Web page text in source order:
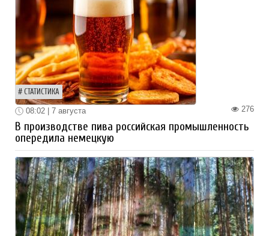
СТАТИСТИКА
276
08:02 | 7 августа
В производстве пива российская промышленность
опередила немецкую